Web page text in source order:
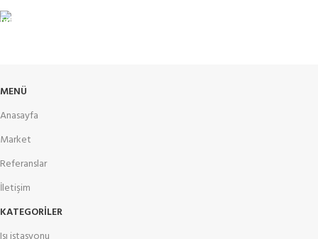
MENÜ
Anasayfa
Market
Referanslar
İletişim
KATEGORILER